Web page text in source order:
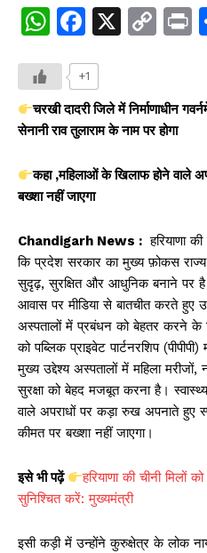
W
at
s
A
p
p
F
c
e
b
o
o
X
C
y
Li
n
+1
चरखी दादरी जिले में निर्माणाधीन
सेनानी राव तुलाराम के नाम पर होगा
कहा ,महिलाओं के खिलाफ होने वाले
बख्शा नहीं जाएगा
Chandigarh News : हरियाणा
कि प्रदेश सरकार का मुख्य फ़ोकस
सुदृढ़, सुरक्षित और आधुनिक बनाने पर
आवास पर मीडिया से बातचीत करते हुए
अस्पतालों में प्रबंधन को बेहतर करने के
को पब्लिक प्राइवेट पार्टनरशिप
मुख्य उद्देश्य अस्पतालों में महिला
सुरक्षा को बेहद मजबूत करना है।
वाले अपराधों पर कड़ा रुख अपनाते हुए
कीमत पर बख्शा नहीं जाएगा।
इसे भी पढ़ें
हरियाणा की चीनी मिलों
सुनिश्चित करें: मुख्यमंत्री
इसी कड़ी में उन्होंने कुरुक्षेत्र के लोक